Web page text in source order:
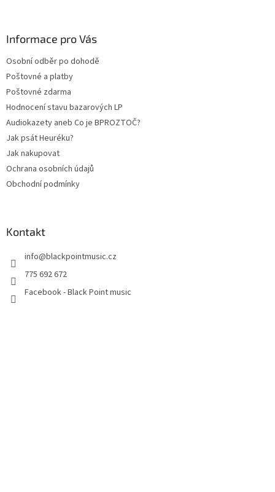
Informace pro Vás
Osobní odběr po dohodě
Poštovné a platby
Poštovné zdarma
Hodnocení stavu bazarových LP
Audiokazety aneb Co je BPROZTOČ?
Jak psát Heuréku?
Jak nakupovat
Ochrana osobních údajů
Obchodní podmínky
Kontakt
info@blackpointmusic.cz
775 692 672
Facebook - Black Point music